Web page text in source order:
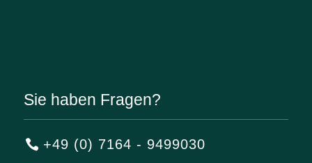
Sie haben Fragen?
+49 (0) 7164 - 9499030